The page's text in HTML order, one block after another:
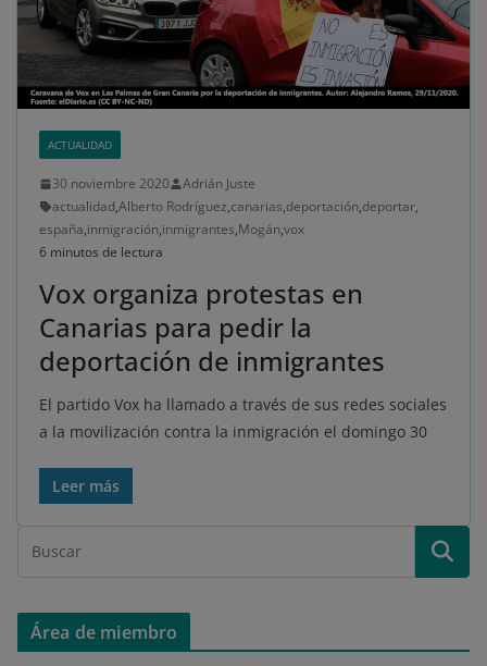
ACTUALIDAD
30 noviembre 2020
Adrián Juste
actualidad,Alberto Rodríguez,canarias,deportación,deportar,
españa,inmigración,inmigrantes,Mogán,vox
6 minutos de lectura
Vox organiza protestas en
Canarias para pedir la
deportación de inmigrantes
El partido Vox ha llamado a través de sus redes sociales
a la movilización contra la inmigración el domingo 30
Leer más
Área de miembro